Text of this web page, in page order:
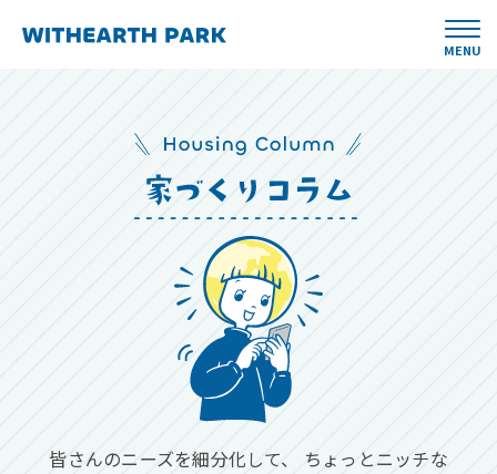
MENU
皆さんのニーズを細分化して、
ちょっとニッチな